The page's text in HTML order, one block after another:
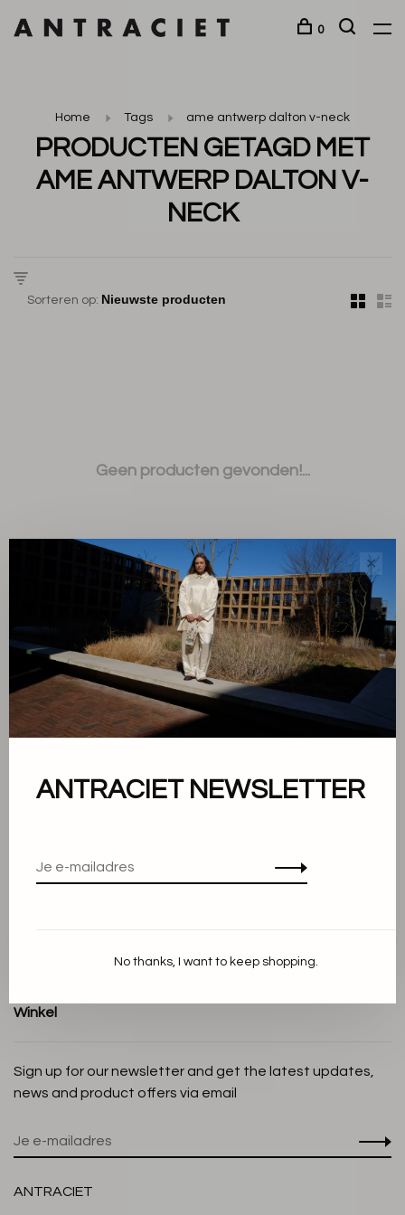
0
Home Tags ame antwerp dalton v-neck
PRODUCTEN GETAGD MET
AME ANTWERP DALTON V-
NECK
Sorteren op:
Geen producten gevonden!...
Sorteren op:
Toon 1 - 0 van 0
Over ons
Privacy Policy
Winkel
Sign up for our newsletter and get the latest updates,
news and product offers via email
ANTRACIET
✕
ANTRACIET NEWSLETTER
No thanks, I want to keep shopping.